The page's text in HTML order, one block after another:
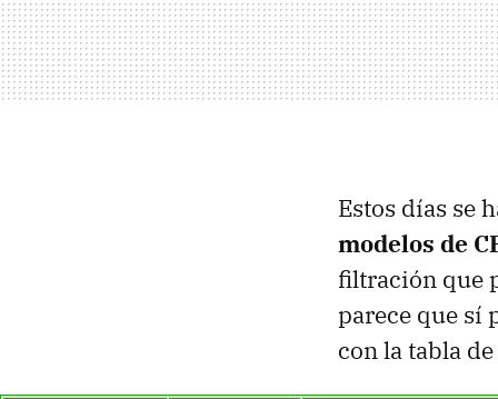
Estos días se
modelos de
filtración que
parece que sí
con la tabla